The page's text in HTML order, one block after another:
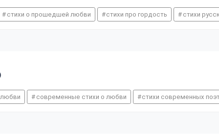
стихи о прошедшей любви стихи про гордость стихи
любви современные стихи о любви стихи современных